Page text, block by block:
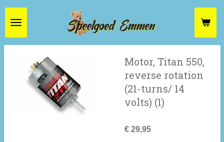
Ga
direct
naar
de
Motor, Titan 550,
reverse rotation
(21-turns/ 14
volts) (1)
€ 29,95